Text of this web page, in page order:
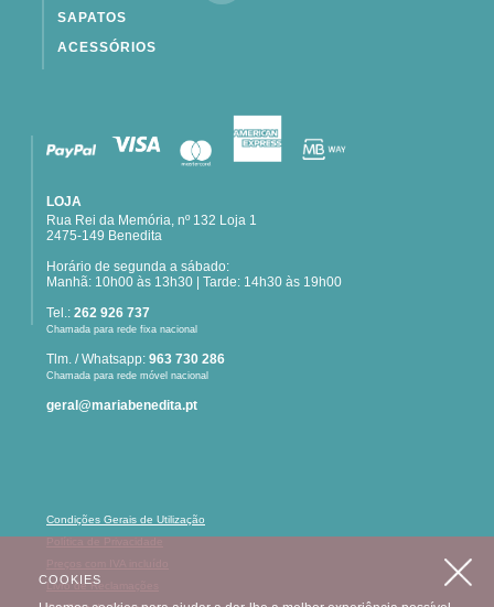
SAPATOS
ACESSÓRIOS
LOJA
Rua Rei da Memória, nº 132 Loja 1
2475-149 Benedita
Horário de segunda a sábado:
Manhã: 10h00 às 13h30 | Tarde: 14h30 às 19h00
Tel.: 262 926 737
Chamada para rede fixa nacional
Tlm. / Whatsapp: 963 730 286
Chamada para rede móvel nacional
geral@mariabenedita.pt
Condições Gerais de Utilização
Livro de Reclamações
COOKIES